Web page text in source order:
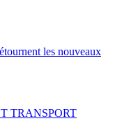
les nouveaux
TRANSPORT